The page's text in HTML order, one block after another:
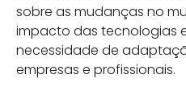
sobre as mudanças no
impacto das tecnologias
necessidade de
empresas e profissionais.